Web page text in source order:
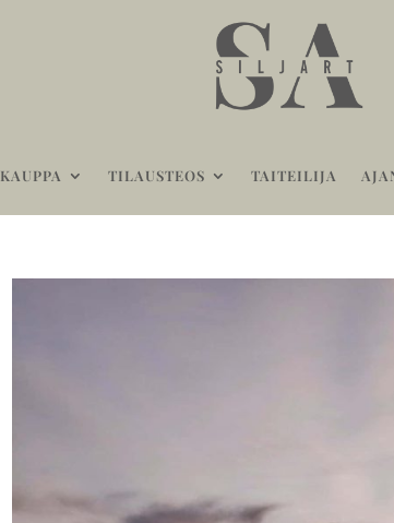
KAUPPA TILAUSTEOS TAITEILIJA